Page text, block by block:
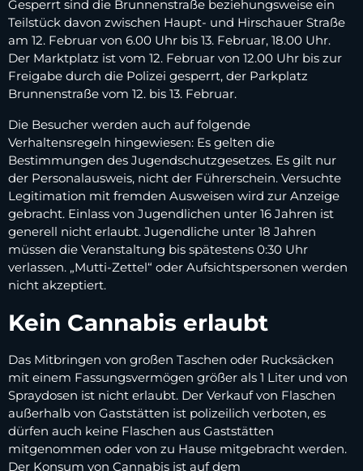
Gesperrt sind die Brunnenstraße beziehungsweise ein
Teilstück davon zwischen Haupt- und Hirschauer Straße
am 12. Februar von 6.00 Uhr bis 13. Februar, 18.00 Uhr.
Der Marktplatz ist vom 12. Februar von 12.00 Uhr bis zur
Freigabe durch die Polizei gesperrt, der Parkplatz
Brunnenstraße vom 12. bis 13. Februar.
Die Besucher werden auch auf folgende
Verhaltensregeln hingewiesen: Es gelten die
Bestimmungen des Jugendschutzgesetzes. Es gilt nur
der Personalausweis, nicht der Führerschein. Versuchte
Legitimation mit fremden Ausweisen wird zur Anzeige
gebracht. Einlass von Jugendlichen unter 16 Jahren ist
generell nicht erlaubt. Jugendliche unter 18 Jahren
müssen die Veranstaltung bis spätestens 0:30 Uhr
verlassen. „Mutti-Zettel“ oder Aufsichtspersonen werden
nicht akzeptiert.
Kein Cannabis erlaubt
Das Mitbringen von großen Taschen oder Rucksäcken
mit einem Fassungsvermögen größer als 1 Liter und von
Spraydosen ist nicht erlaubt. Der Verkauf von Flaschen
außerhalb von Gaststätten ist polizeilich verboten, es
dürfen auch keine Flaschen aus Gaststätten
mitgenommen oder von zu Hause mitgebracht werden.
Der Konsum von Cannabis ist auf dem